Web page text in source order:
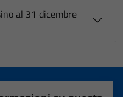
al 31 dicembre